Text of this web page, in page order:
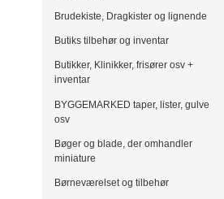
Brudekiste, Dragkister og lignende
Butiks tilbehør og inventar
Butikker, Klinikker, frisører osv +
inventar
BYGGEMARKED taper, lister, gulve
osv
Bøger og blade, der omhandler
miniature
Børneværelset og tilbehør